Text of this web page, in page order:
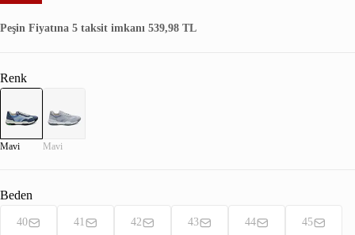
Peşin Fiyatına 5 taksit imkanı 539,98 TL
Renk
Mavi Mavi
Beden
40 41 42 43 44 45